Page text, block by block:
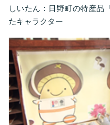
しいたん：日野町の特産品
たキャラクター